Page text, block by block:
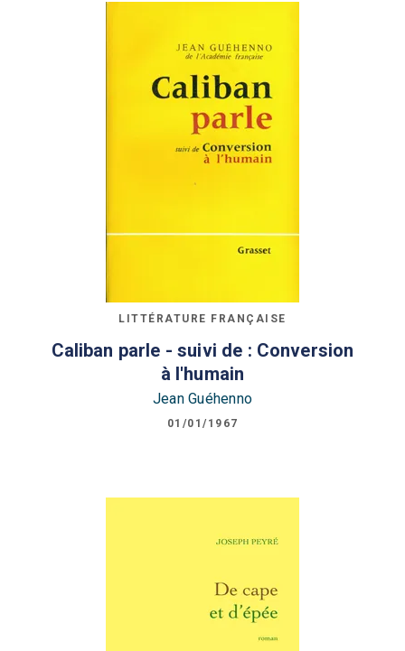
LITTÉRATURE FRANÇAISE
Caliban parle - suivi de : Conversion
à l'humain
Jean Guéhenno
01/01/1967